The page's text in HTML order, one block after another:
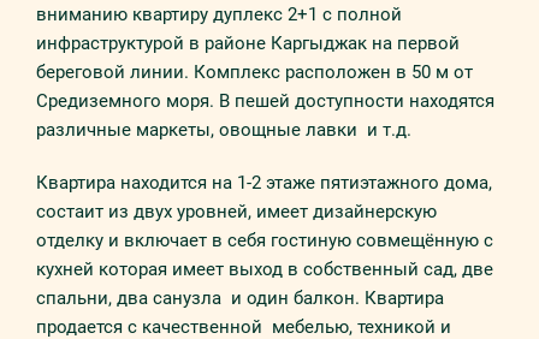
вниманию квартиру дуплекс 2+1 с полной
инфраструктурой в районе Каргыджак на первой
береговой линии. Комплекс расположен в 50 м от
Средиземного моря. В пешей доступности находятся
различные маркеты, овощные лавки и т.д.
Квартира находится на 1-2 этаже пятиэтажного дома,
состаит из двух уровней, имеет дизайнерскую
отделку и включает в себя гостиную совмещённую с
кухней которая имеет выход в собственный сад, две
спальни, два санузла и один балкон. Квартира
продается с качественной мебелью, техникой и